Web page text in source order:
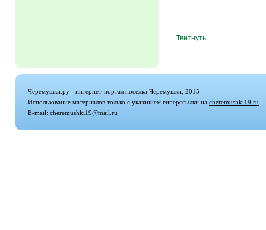
Твитнуть
Черёмушки.ру - интернет-портал посёлка Черёмушки, 2015
Использование материалов только с указанием гиперссылки на cheremushki19.ru
E-mail: cheremushki19@mail.ru